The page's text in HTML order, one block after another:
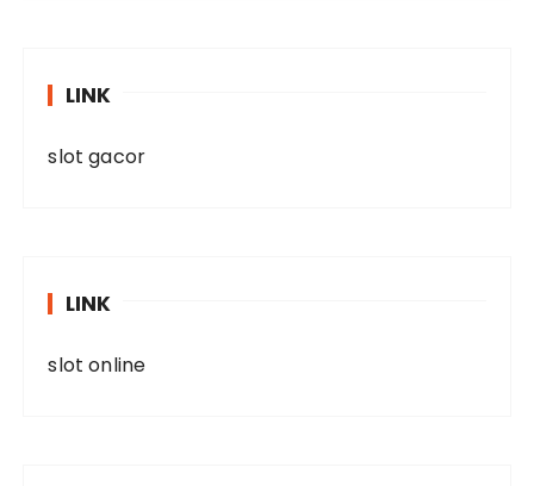
LINK
slot gacor
LINK
slot online